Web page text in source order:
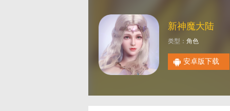
新神魔大陆
类型： 角色
安卓版下载